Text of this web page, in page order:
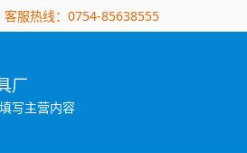
客服热线：0754-85638555
厂
写主营内容